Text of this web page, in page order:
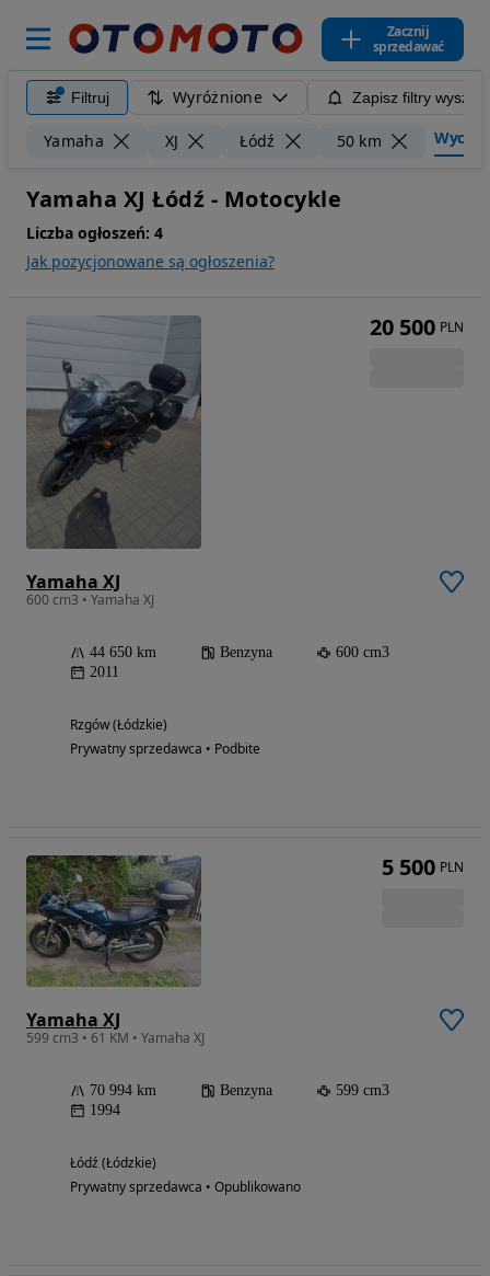
Zacznij
sprzedawać
Filtruj Wyróżnione Zapisz filtry
Yamaha XJ Łódź 50 km
Yamaha XJ Łódź - Motocykle
Liczba ogłoszeń: 4
Jak pozycjonowane są ogłoszenia?
Yamaha XJ
600 cm3 • Yamaha XJ
44 650 km Benzyna
600 cm3
2011
Rzgów (Łódzkie)
Prywatny sprzedawca • Podbite
20 500 PLN
Yamaha XJ
599 cm3 • 61 KM • Yamaha XJ
70 994 km Benzyna
599 cm3
1994
Łódź (Łódzkie)
Prywatny sprzedawca • Opublikowano
5 500 PLN